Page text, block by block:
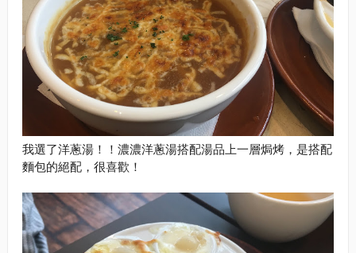
我選了洋蔥湯！！濃濃洋蔥湯搭配湯品上一層焗烤，是搭配
麵包的絕配，很喜歡！